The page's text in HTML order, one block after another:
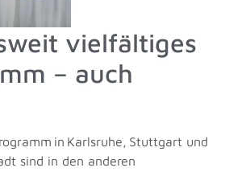
vielfältiges
– auch
in Karlsruhe, Stuttgart und
sind in den anderen